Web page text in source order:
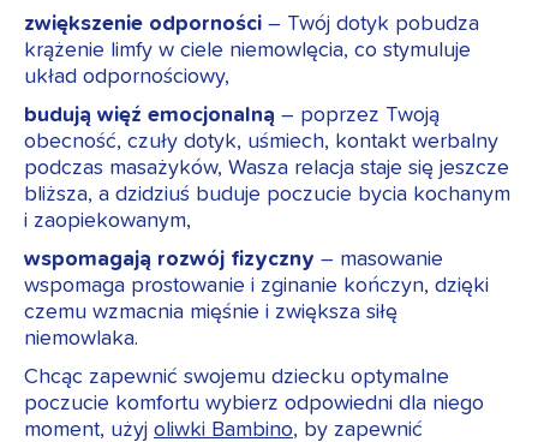
zwiększenie odporności – Twój dotyk pobudza
krążenie limfy w ciele niemowlęcia, co stymuluje
układ odpornościowy,
budują więź emocjonalną – poprzez Twoją
obecność, czuły dotyk, uśmiech, kontakt werbalny
podczas masażyków, Wasza relacja staje się jeszcze
bliższa, a dzidziuś buduje poczucie bycia kochanym
i zaopiekowanym,
wspomagają rozwój fizyczny – masowanie
wspomaga prostowanie i zginanie kończyn, dzięki
czemu wzmacnia mięśnie i zwiększa siłę
niemowlaka.
Chcąc zapewnić swojemu dziecku optymalne
poczucie komfortu wybierz odpowiedni dla niego
moment, użyj oliwki Bambino, by zapewnić